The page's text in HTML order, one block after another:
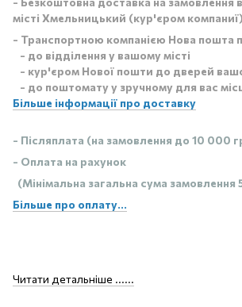
місті Хмельницький (кур'єром компаниї)
- Транспортною компанією Нова пошта
- до відділення у вашому місті
- кур'єром Нової пошти до дверей
- до поштомату у зручному для вас
Більше інформації про доставку
- Післяплата (на замовлення до 10 000
- Оплата на рахунок
(Мінімальна загальна сума замовлення
Більше про оплату...
Читати детальніше ......